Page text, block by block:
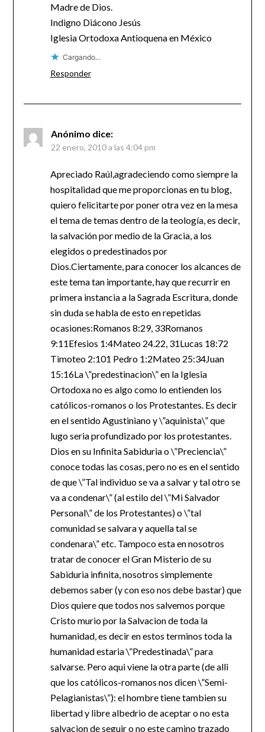
Madre de Dios.
Indigno Diácono Jesús
Iglesia Ortodoxa Antioquena en México
Cargando...
Responder
Anónimo dice:
22 enero, 2010 a las 4:04 pm
Apreciado Raúl,agradeciendo como siempre la
hospitalidad que me proporcionas en tu blog,
quiero felicitarte por poner otra vez en la mesa
el tema de temas dentro de la teología, es decir,
la salvación por medio de la Gracia, a los
elegidos o predestinados por
Dios.Ciertamente, para conocer los alcances de
este tema tan importante, hay que recurrir en
primera instancia a la Sagrada Escritura, donde
sin duda se habla de esto en repetidas
ocasiones:Romanos 8:29, 33Romanos
9:11Efesios 1:4Mateo 24.22, 31Lucas 18:72
Timoteo 2:101 Pedro 1:2Mateo 25:34Juan
15:16La \”predestinacion\” en la Iglesia
Ortodoxa no es algo como lo entienden los
católicos-romanos o los Protestantes. Es decir
en el sentido Agustiniano y \”aquinista\” que
lugo seria profundizado por los protestantes.
Dios en su Infinita Sabiduria o \”Preciencia\”
conoce todas las cosas, pero no es en el sentido
de que \”Tal individuo se va a salvar y tal otro se
va a condenar\” (al estilo del \”Mi Salvador
Personal\” de los Protestantes) o \”tal
comunidad se salvara y aquella tal se
condenara\” etc. Tampoco esta en nosotros
tratar de conocer el Gran Misterio de su
Sabiduria infinita, nosotros simplemente
debemos saber (y con eso nos debe bastar) que
Dios quiere que todos nos salvemos porque
Cristo murio por la Salvacion de toda la
humanidad, es decir en estos terminos toda la
humanidad estaria \”Predestinada\” para
salvarse. Pero aqui viene la otra parte (de alli
que los católicos-romanos nos dicen \”Semi-
Pelagianistas\”): el hombre tiene tambien su
libertad y libre albedrio de aceptar o no esta
salvacion de seguir o no este camino trazado